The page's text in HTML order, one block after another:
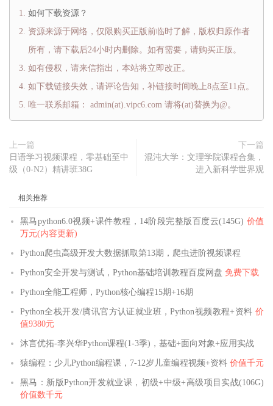
如何下载资源？
资源来源于网络，仅限购买正版前临时了解，版权归原作者
所有，请下载后24小时内删除。如有需要，请购买正版。
如有侵权，请来信指出，本站将立即改正。
如下载链接失效，请评论告知，补链接时间晚上8点至11点。
唯一联系邮箱： admin(at).vipc6.com 请将(at)替换为@。
上一篇
日语学习视频课程，零基础至中
级（0-N2）精讲班38G
下一篇
混沌大学：文理学院课程合集，
进入新科学世界观
相关推荐
黑马python6.0视频+课件教程，14阶段完整版百度云(145G) 价值
万元(内容更新)
Python爬虫高级开发大数据抓取第13期，爬虫进阶视频课程
Python安全开发与测试，Python基础培训教程百度网盘 免费下载
Python全能工程师，Python核心编程15期+16期
Python全栈开发/腾讯官方认证就业班，Python视频教程+资料 价
值9380元
沐言优拓-李兴华Python课程(1-3季)，基础+面向对象+应用实战
猿编程：少儿Python编程课，7-12岁儿童编程视频+资料 价值千元
黑马：新版Python开发就业课，初级+中级+高级项目实战(106G)
价值数千元